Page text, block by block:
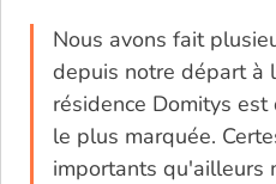
Nous avons fait
depuis notre départ à
résidence Domitys
le plus marquée.
importants qu'ailleurs